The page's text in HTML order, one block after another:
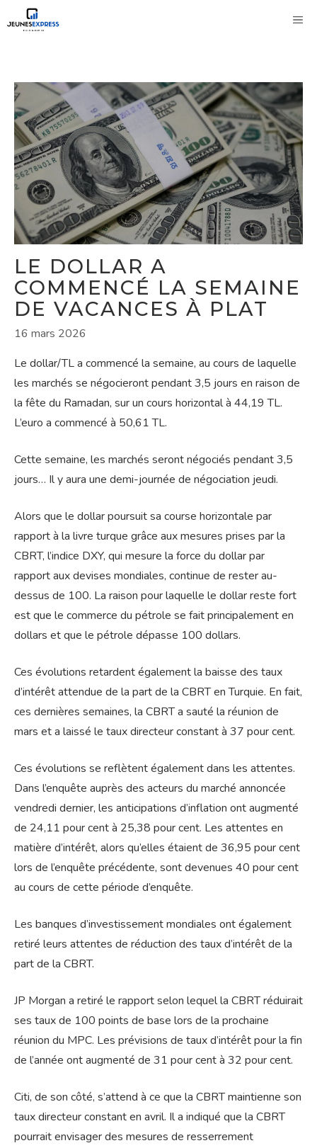
au
LE DOLLAR A
COMMENCÉ LA SEMAINE
DE VACANCES À PLAT
16 mars 2026
Le dollar/TL a commencé la semaine, au cours de laquelle
les marchés se négocieront pendant 3,5 jours en raison de
la fête du Ramadan, sur un cours horizontal à 44,19 TL.
L’euro a commencé à 50,61 TL.
Cette semaine, les marchés seront négociés pendant 3,5
jours… Il y aura une demi-journée de négociation jeudi.
Alors que le dollar poursuit sa course horizontale par
rapport à la livre turque grâce aux mesures prises par la
CBRT, l’indice DXY, qui mesure la force du dollar par
rapport aux devises mondiales, continue de rester au-
dessus de 100. La raison pour laquelle le dollar reste fort
est que le commerce du pétrole se fait principalement en
dollars et que le pétrole dépasse 100 dollars.
Ces évolutions retardent également la baisse des taux
d’intérêt attendue de la part de la CBRT en Turquie. En fait,
ces dernières semaines, la CBRT a sauté la réunion de
mars et a laissé le taux directeur constant à 37 pour cent.
Ces évolutions se reflètent également dans les attentes.
Dans l’enquête auprès des acteurs du marché annoncée
vendredi dernier, les anticipations d’inflation ont augmenté
de 24,11 pour cent à 25,38 pour cent. Les attentes en
matière d’intérêt, alors qu’elles étaient de 36,95 pour cent
lors de l’enquête précédente, sont devenues 40 pour cent
au cours de cette période d’enquête.
Les banques d’investissement mondiales ont également
retiré leurs attentes de réduction des taux d’intérêt de la
part de la CBRT.
JP Morgan a retiré le rapport selon lequel la CBRT réduirait
ses taux de 100 points de base lors de la prochaine
réunion du MPC. Les prévisions de taux d’intérêt pour la fin
de l’année ont augmenté de 31 pour cent à 32 pour cent.
Citi, de son côté, s’attend à ce que la CBRT maintienne son
taux directeur constant en avril. Il a indiqué que la CBRT
pourrait envisager des mesures de resserrement